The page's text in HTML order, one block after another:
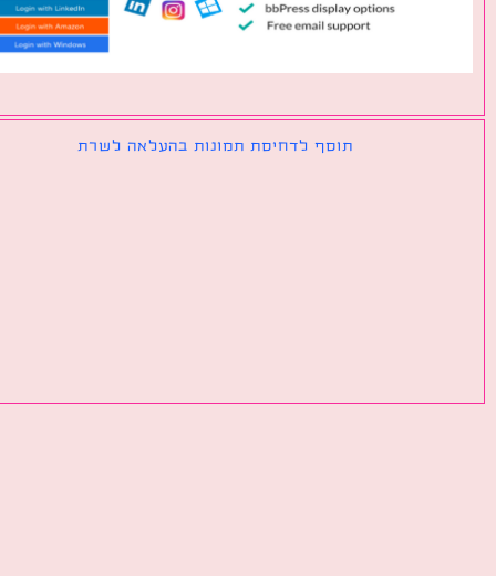
תוסף לדחיסת תמונות בהעלאה לשרת